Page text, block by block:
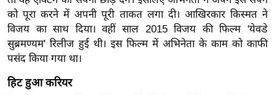
यं
ग
इं
डि
या
को पूरा करने में अपनी पूरी ताकत लगा दी। आखिरकार किस्मत ने
विजय का साथ दिया। वहीं साल 2015 विजय की फिल्म 'येवडे
सुब्रमण्यम' रिलीज हुई थी। इस फिल्म में अभिनेता के काम को काफी
पसंद किया गया था।
हिट हुआ करियर